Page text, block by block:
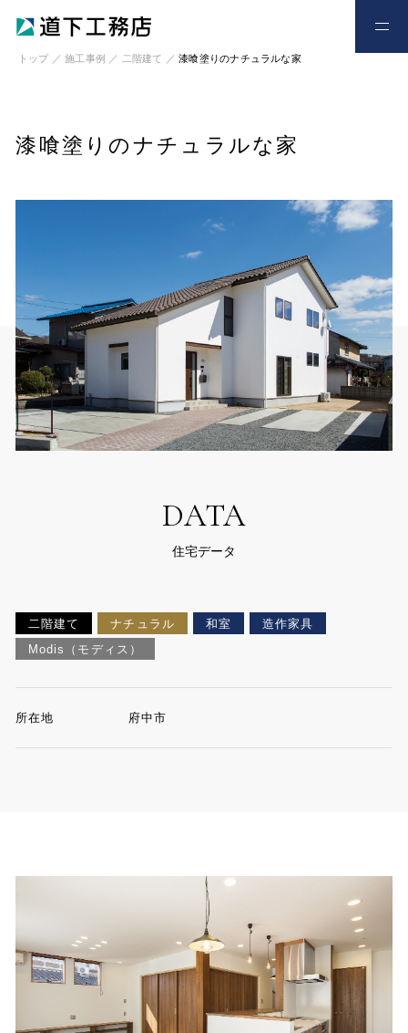
トップ ／施工事例 ／ 二階建て ／漆喰塗りのナチュラルな家
漆喰塗りのナチュラルな家
DATA
住宅データ
二階建て ナチュラル 和室
造作家具
Modis（モディス）
所在地 府中市